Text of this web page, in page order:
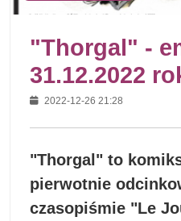
"Thorgal" -
31.12.2022
2022-12-26 21:28
"Thorgal" to
pierwotnie
czasopiśmie "Le